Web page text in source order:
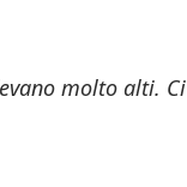
molto alti. Ci